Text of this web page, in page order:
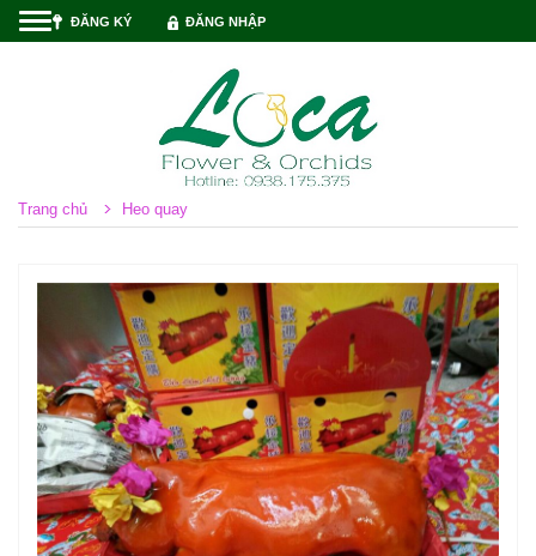
TOGGLE
NAVIGATION
ĐĂNG KÝ ĐĂNG NHẬP
Trang chủ Heo quay